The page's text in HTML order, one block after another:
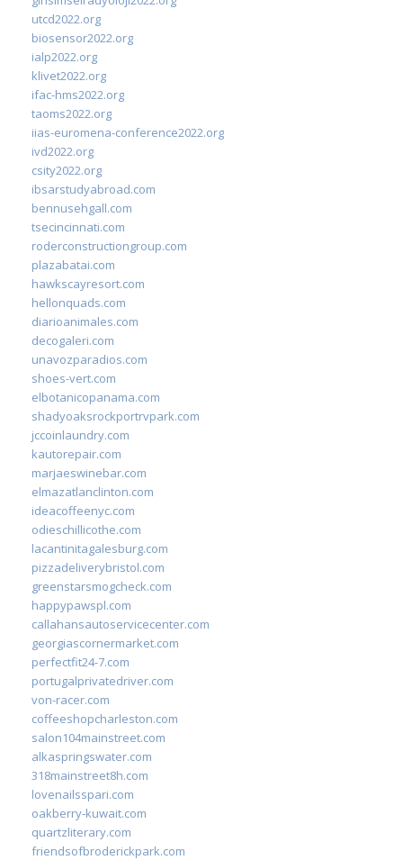
utcd2022.org
biosensor2022.org
ialp2022.org
klivet2022.org
ifac-hms2022.org
taoms2022.org
iias-euromena-conference2022.org
ivd2022.org
csity2022.org
ibsarstudyabroad.com
bennusehgall.com
tsecincinnati.com
roderconstructiongroup.com
plazabatai.com
hawkscayresort.com
hellonquads.com
diarioanimales.com
decogaleri.com
unavozparadios.com
shoes-vert.com
elbotanicopanama.com
shadyoaksrockportrvpark.com
jccoinlaundry.com
kautorepair.com
marjaeswinebar.com
elmazatlanclinton.com
ideacoffeenyc.com
odieschillicothe.com
lacantinitagalesburg.com
pizzadeliverybristol.com
greenstarsmogcheck.com
happypawspl.com
callahansautoservicecenter.com
georgiascornermarket.com
perfectfit24-7.com
portugalprivatedriver.com
von-racer.com
coffeeshopcharleston.com
salon104mainstreet.com
alkaspringswater.com
318mainstreet8h.com
lovenailsspari.com
oakberry-kuwait.com
quartzliterary.com
friendsofbroderickpark.com